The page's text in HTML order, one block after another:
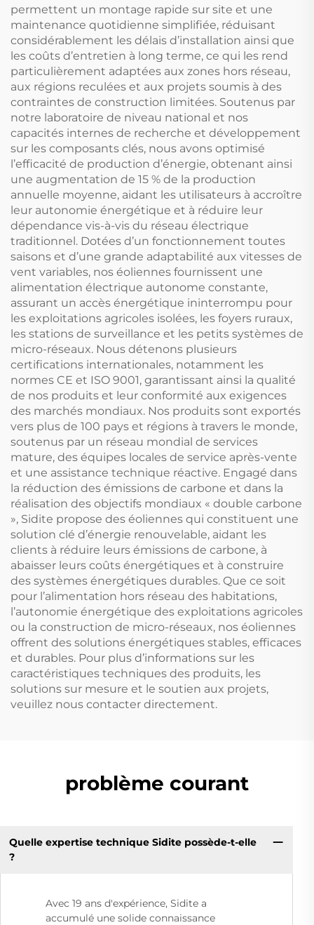
permettent un montage rapide sur site et une
maintenance quotidienne simplifiée, réduisant
considérablement les délais d’installation ainsi que
les coûts d’entretien à long terme, ce qui les rend
particulièrement adaptées aux zones hors réseau,
aux régions reculées et aux projets soumis à des
contraintes de construction limitées. Soutenus par
notre laboratoire de niveau national et nos
capacités internes de recherche et développement
sur les composants clés, nous avons optimisé
l’efficacité de production d’énergie, obtenant ainsi
une augmentation de 15 % de la production
annuelle moyenne, aidant les utilisateurs à accroître
leur autonomie énergétique et à réduire leur
dépendance vis-à-vis du réseau électrique
traditionnel. Dotées d’un fonctionnement toutes
saisons et d’une grande adaptabilité aux vitesses de
vent variables, nos éoliennes fournissent une
alimentation électrique autonome constante,
assurant un accès énergétique ininterrompu pour
les exploitations agricoles isolées, les foyers ruraux,
les stations de surveillance et les petits systèmes de
micro-réseaux. Nous détenons plusieurs
certifications internationales, notamment les
normes CE et ISO 9001, garantissant ainsi la qualité
de nos produits et leur conformité aux exigences
des marchés mondiaux. Nos produits sont exportés
vers plus de 100 pays et régions à travers le monde,
soutenus par un réseau mondial de services
mature, des équipes locales de service après-vente
et une assistance technique réactive. Engagé dans
la réduction des émissions de carbone et dans la
réalisation des objectifs mondiaux « double carbone
», Sidite propose des éoliennes qui constituent une
solution clé d’énergie renouvelable, aidant les
clients à réduire leurs émissions de carbone, à
abaisser leurs coûts énergétiques et à construire
des systèmes énergétiques durables. Que ce soit
pour l’alimentation hors réseau des habitations,
l’autonomie énergétique des exploitations agricoles
ou la construction de micro-réseaux, nos éoliennes
offrent des solutions énergétiques stables, efficaces
et durables. Pour plus d’informations sur les
caractéristiques techniques des produits, les
solutions sur mesure et le soutien aux projets,
veuillez nous contacter directement.
problème courant
Quelle expertise technique Sidite possède-t-elle
?
Avec 19 ans d'expérience, Sidite a
accumulé une solide connaissance